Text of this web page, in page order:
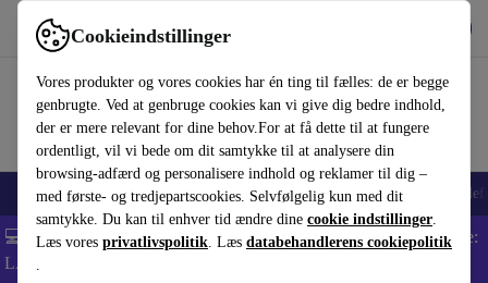
Cookieindstillinger
Vores produkter og vores cookies har én ting til fælles: de er begge
genbrugte. Ved at genbruge cookies kan vi give dig bedre indhold,
der er mere relevant for dine behov.For at få dette til at fungere
ordentligt, vil vi bede om dit samtykke til at analysere din
browsing-adfærd og personalisere indhold og reklamer til dig –
med første- og tredjepartscookies. Selvfølgelig kun med dit
samtykke. Du kan til enhver tid ændre dine cookie indstillinger.
Læs vores privatlivspolitik. Læs databehandlerens cookiepolitik
.
Brug refurbed hurtigt og nemt
Smartphones Bærbare Tablets Smartwatches Tilbehør
💻 Ekstra 5% rabat på alle MacBooks og bærbare computere - Kode:
LAPTOP5 -